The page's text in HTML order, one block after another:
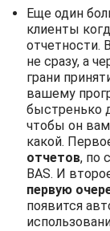
Еще один
клиенты
отчетности.
не сразу, а
грани
вашему
быстренько
чтобы он
какой.
отчетов, по
BAS. И
первую
появится